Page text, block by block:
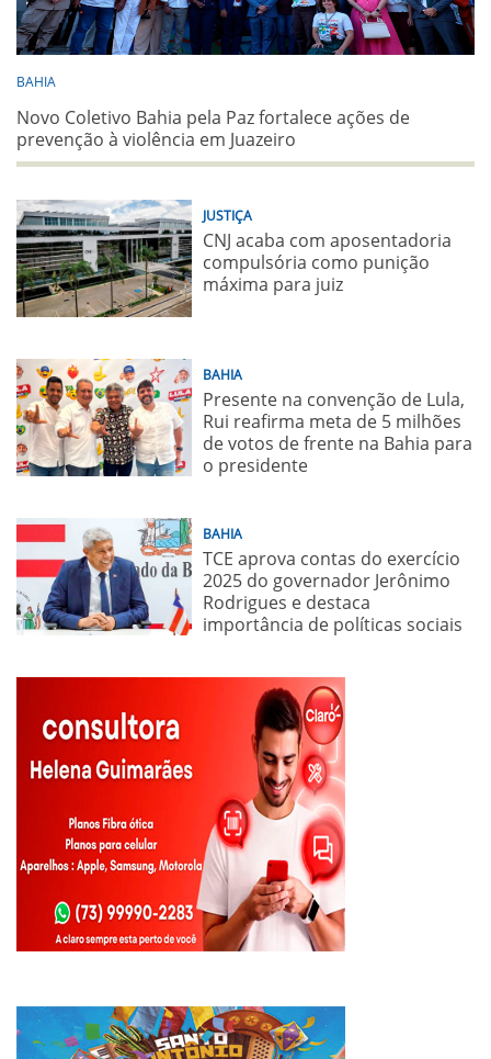
BAHIA
Novo Coletivo Bahia pela Paz fortalece ações de
prevenção à violência em Juazeiro
JUSTIÇA
CNJ acaba com aposentadoria
compulsória como punição
máxima para juiz
BAHIA
Presente na convenção de Lula,
Rui reafirma meta de 5 milhões
de votos de frente na Bahia para
o presidente
BAHIA
TCE aprova contas do exercício
2025 do governador Jerônimo
Rodrigues e destaca
importância de políticas sociais